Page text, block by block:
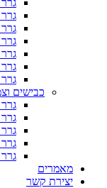
גרר
כבישים
גרר
גרר
גרר
גרר
גרר
מאמרים
יצירת קשר